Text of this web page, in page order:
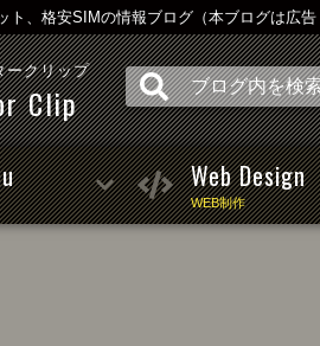
ト、格安SIMの情報ブログ（本ブログは広
ークリップ
Clip
Web Design
WEB制作